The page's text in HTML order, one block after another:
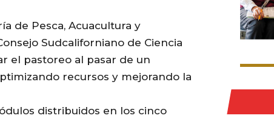
de Pesca, Acuacultura y
Sudcaliforniano de Ciencia
el pastoreo al pasar de un
recursos y mejorando la
distribuidos en los cinco